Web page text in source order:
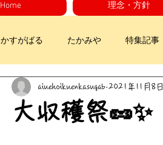
Home 理念・方針
かすがばる たかみや 特集記事
大収穫祭🥜✨
aiuehoikuenkasugab 2021年11月8日